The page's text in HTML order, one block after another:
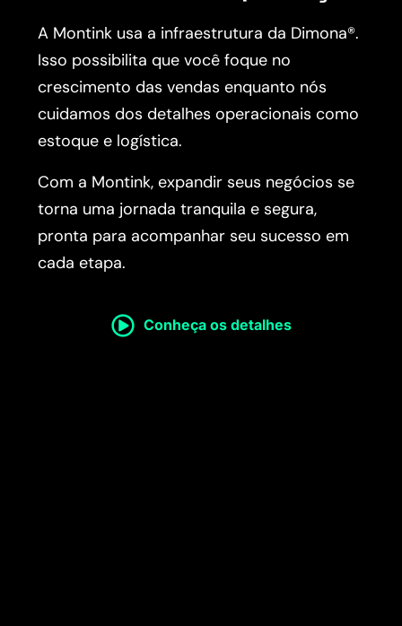
A Montink usa a infraestrutura da Dimona®.
Isso possibilita que você foque no
crescimento das vendas enquanto nós
cuidamos dos detalhes operacionais como
estoque e logística.
Com a Montink, expandir seus negócios se
torna uma jornada tranquila e segura,
pronta para acompanhar seu sucesso em
cada etapa.
Conheça os detalhes